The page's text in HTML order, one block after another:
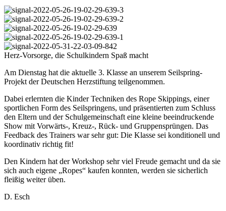
Herz-Vorsorge, die Schulkindern Spaß macht
Am Dienstag hat die aktuelle 3. Klasse an unserem Seilspring-
Projekt der Deutschen Herzstiftung teilgenommen.
Dabei erlernten die Kinder Techniken des Rope Skippings, einer
sportlichen Form des Seilspringens, und präsentierten zum Schluss
den Eltern und der Schulgemeinschaft eine kleine beeindruckende
Show mit Vorwärts-, Kreuz-, Rück- und Gruppensprüngen. Das
Feedback des Trainers war sehr gut: Die Klasse sei konditionell und
koordinativ richtig fit!
Den Kindern hat der Workshop sehr viel Freude gemacht und da sie
sich auch eigene „Ropes“ kaufen konnten, werden sie sicherlich
fleißig weiter üben.
D. Esch